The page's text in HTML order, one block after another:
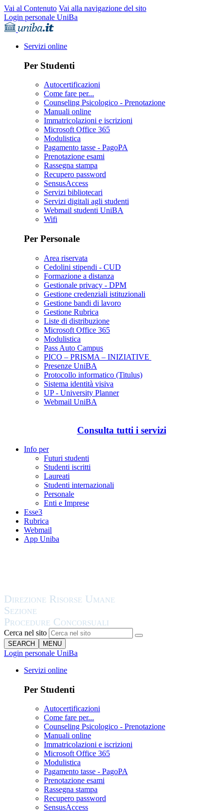
Vai al Contenuto Vai alla navigazione del sito
Login personale UniBa
Servizi online
Per Studenti
Autocertificazioni
Come fare per...
Counseling Psicologico - Prenotazione
Manuali online
Immatricolazioni e iscrizioni
Microsoft Office 365
Modulistica
Pagamento tasse - PagoPA
Prenotazione esami
Rassegna stampa
Recupero password
SensusAccess
Servizi bibliotecari
Servizi digitali agli studenti
Webmail studenti UniBA
Wifi
Per Personale
Area riservata
Cedolini stipendi - CUD
Formazione a distanza
Gestionale privacy - DPM
Gestione credenziali istituzionali
Gestione bandi di lavoro
Gestione Rubrica
Liste di distribuzione
Microsoft Office 365
Modulistica
Pass Auto Campus
PICO – PRISMA – INIZIATIVE
Presenze UniBA
Protocollo informatico (Titulus)
Sistema identità visiva
UP - University Planner
Webmail UniBA
Consulta tutti i servizi
Info per
Futuri studenti
Studenti iscritti
Laureati
Studenti internazionali
Personale
Enti e Imprese
Esse3
Rubrica
Webmail
App Uniba
Cerca nel sito
SEARCH MENU
Login personale UniBa
Servizi online
Per Studenti
Autocertificazioni
Come fare per...
Counseling Psicologico - Prenotazione
Manuali online
Immatricolazioni e iscrizioni
Microsoft Office 365
Modulistica
Pagamento tasse - PagoPA
Prenotazione esami
Rassegna stampa
Recupero password
SensusAccess